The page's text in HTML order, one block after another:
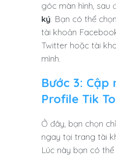
góc màn hình, sau
ký . Bạn có thể
tài khoản
Twitter hoặc tài
mình.
Bước 3: Cập
Profile Tik
Ở đây, bạn chọn
ngay tại trang tài
Lúc này bạn có